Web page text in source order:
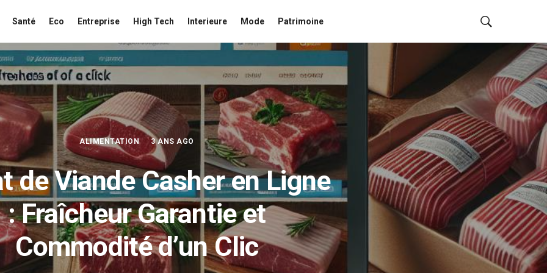
Santé Eco Entreprise High Tech Interieure Mode Patrimoine
ALIMENTATION 3 ANS AGO
de Viande Casher en Ligne
: Fraîcheur Garantie et
Commodité d’un Clic